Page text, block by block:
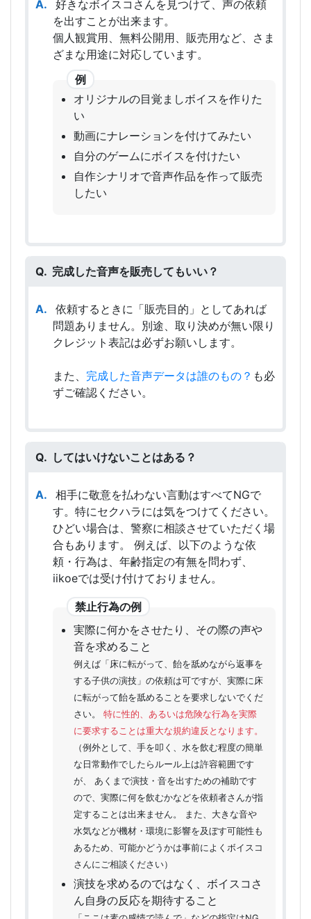
好きなボイスコさんを見つけて、声の依頼
を出すことが出来ます。
個人観賞用、無料公開用、販売用など、さま
ざまな用途に対応しています。
オリジナルの目覚ましボイスを作りた
い
動画にナレーションを付けてみたい
自分のゲームにボイスを付けたい
自作シナリオで音声作品を作って販売
したい
完成した音声を販売してもいい？
依頼するときに「販売目的」としてあれば
問題ありません。別途、取り決めが無い限り
クレジット表記は必ずお願いします。
また、 完成した音声データは誰のもの？ も必
ずご確認ください。
してはいけないことはある？
相手に敬意を払わない言動はすべてNGで
す。特にセクハラには気をつけてください。
ひどい場合は、警察に相談させていただく場
合もあります。 例えば、以下のような依
頼・行為は、年齢指定の有無を問わず、
iikoeでは受け付けておりません。
禁止行為の例
実際に何かをさせたり、その際の声や
音を求めること
例えば「床に転がって、飴を舐めながら返事を
する子供の演技」の依頼は可ですが、実際に床
に転がって飴を舐めることを要求しないでくだ
さい。 特に性的、あるいは危険な行為を実際
に要求することは重大な規約違反となります。
（例外として、手を叩く、水を飲む程度の簡単
な日常動作でしたらルール上は許容範囲です
が、 あくまで演技・音を出すための補助です
ので、実際に何を飲むかなどを依頼者さんが指
定することは出来ません。 また、大きな音や
水気などが機材・環境に影響を及ぼす可能性も
あるため、可能かどうかは事前によくボイスコ
さんにご相談ください）
演技を求めるのではなく、ボイスコさ
ん自身の反応を期待すること